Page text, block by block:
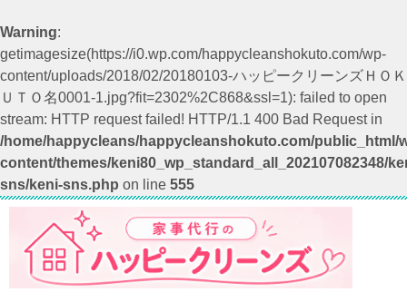
Warning:
getimagesize(https://i0.wp.com/happycleanshokuto.com/wp-
content/uploads/2018/02/20180103-ハッピークリーンズＨＯＫ
ＵＴＯ名0001-1.jpg?fit=2302%2C868&ssl=1): failed to open
stream: HTTP request failed! HTTP/1.1 400 Bad Request in
/home/happycleans/happycleanshokuto.com/public_html/
content/themes/keni80_wp_standard_all_202107082348/
sns/keni-sns.php on line 555